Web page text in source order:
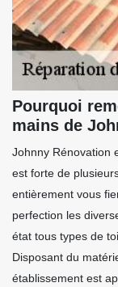
Pourquoi
mains de
Johnny Rénovation
est forte de
entièrement vous
perfection les
état tous types de
Disposant du
établissement est